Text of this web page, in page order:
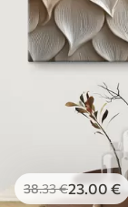
38.33€23.00 €